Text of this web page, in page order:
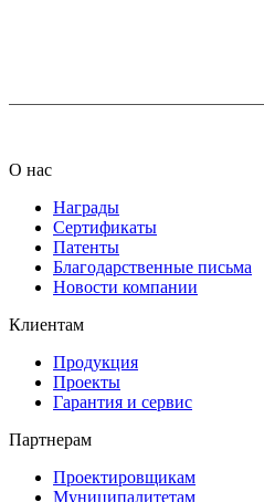
О нас
Награды
Сертификаты
Патенты
Благодарственные письма
Новости компании
Клиентам
Продукция
Проекты
Гарантия и сервис
Партнерам
Проектировщикам
Муниципалитетам